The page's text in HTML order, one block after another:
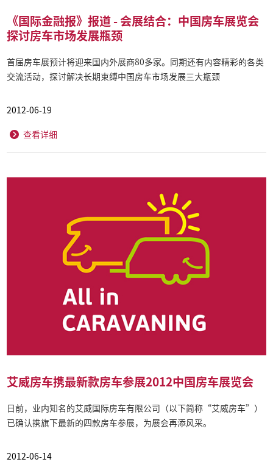
《国际金融报》报道 - 会展结合：中国房车展览会
探讨房车市场发展瓶颈
首届房车展预计将迎来国内外展商80多家。同期还有内容精彩的各类
交流活动，探讨解决长期束缚中国房车市场发展三大瓶颈
2012-06-19
查看详细
艾威房车携最新款房车参展2012中国房车展览会
日前，业内知名的艾威国际房车有限公司（以下简称“艾威房车”）
已确认携旗下最新的四款房车参展，为展会再添风采。
2012-06-14